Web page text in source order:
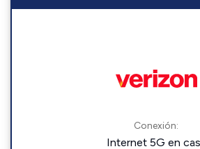
Conexión:
Internet 5G en